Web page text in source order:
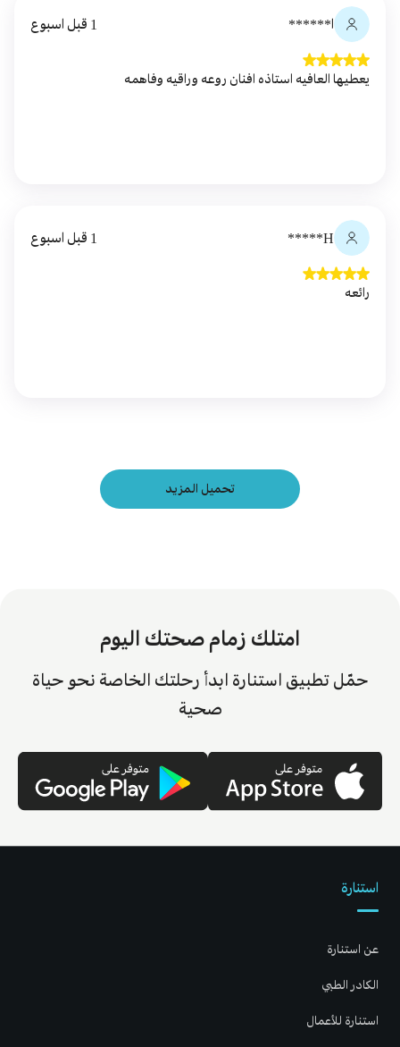
ا****** 1 قبل اسبوع
يعطيها العافيه استاذه افنان روعه وراقيه وفاهمه
H***** 1 قبل اسبوع
رائعه
تحميل المزيد
امتلك زمام صحتك اليوم
حمّل تطبيق استنارة ابدأ رحلتك الخاصة نحو حياة
صحية
استنارة
عن استنارة
الكادر الطبي
استنارة للأعمال